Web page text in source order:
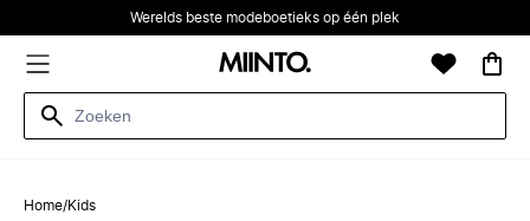
Werelds beste modeboetieks op één plek
Home/Kids